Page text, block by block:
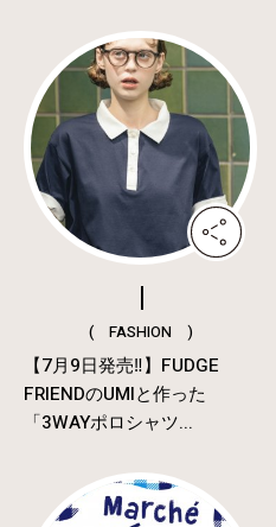
( FASHION )
【7月9日発売‼︎】FUDGE
FRIENDのUMIと作った
「3WAYポロシャツ...